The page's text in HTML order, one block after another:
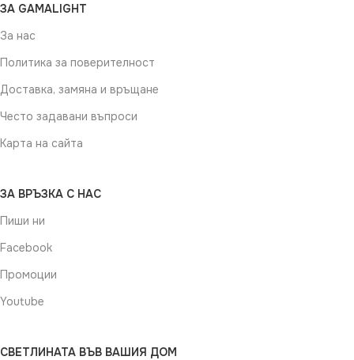
ЗА GAMALIGHT
За нас
Политика за поверителност
Доставка, замяна и връщане
Често задавани въпроси
Карта на сайта
ЗА ВРЪЗКА С НАС
Пиши ни
Facebook
Промоции
Youtube
СВЕТЛИНАТА ВЪВ ВАШИЯ ДОМ